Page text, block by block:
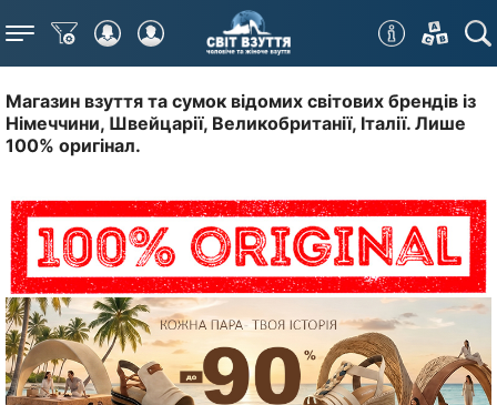
Меню
Магазин взуття та сумок відомих світових брендів із
Німеччини, Швейцарії, Великобританії, Італії. Лише
100% оригінал.